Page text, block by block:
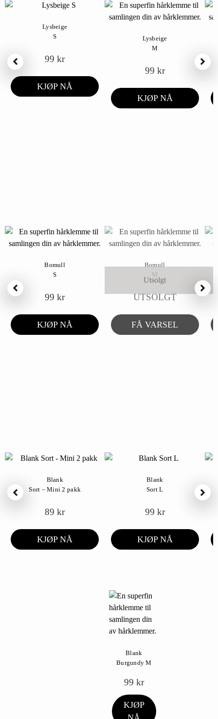
Lysbeige
S
99kr
KJØP NÅ
Lysbeige
M
99 kr
KJØP NÅ
Bomull
S
99kr
KJØP NÅ
Utsolgt
Bomull
M
UTSOLGT
FÅ VARSEL
Blank
Sort – Mini 2 pakk
89kr
KJØP NÅ
Blank
Sort L
99 kr
KJØP NÅ
Blank
Burgundy M
99 kr
KJØP